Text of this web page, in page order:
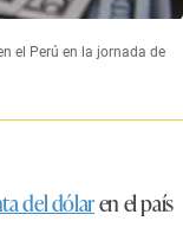
el Perú en la jornada de
del dólaren el país